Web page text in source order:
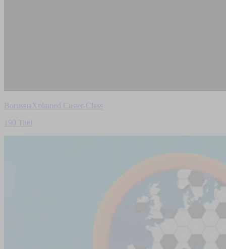
BorussiaXplained Caster-Class
190 Titel